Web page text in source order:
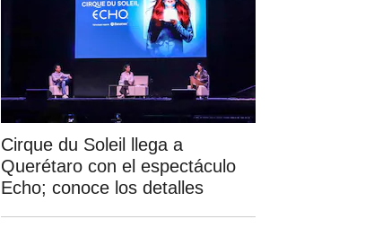
Cirque du Soleil llega a
Querétaro con el espectáculo
Echo; conoce los detalles